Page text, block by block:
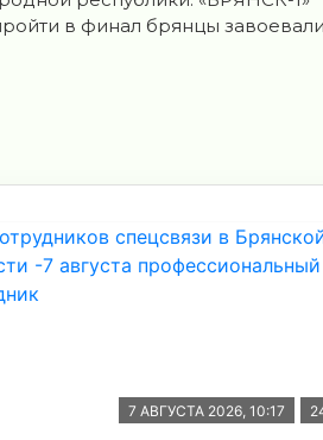
в финал брянцы
7 АВГУСТА 2026, 10:17